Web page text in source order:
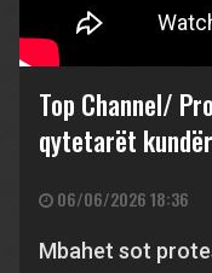
Top Channel/
qytetarët
06/06/2026 18:36
Mbahet sot